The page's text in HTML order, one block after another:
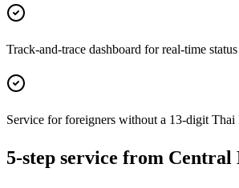
Track-and-trace dashboard for real-time
Service for foreigners without a 13-digit Thai
5-step service from